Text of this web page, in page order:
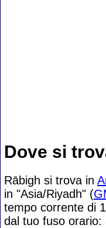
Dove si
Rābigh si trova in
in "Asia/Riyadh" (
tempo corrente di
dal tuo fuso orario: